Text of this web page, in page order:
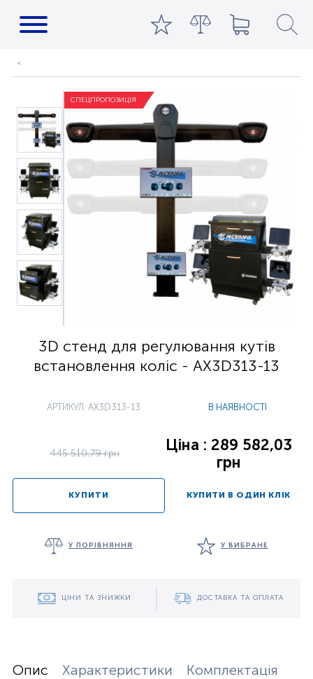
СПЕЦПРОПОЗИЦІЯ
3D стенд для регулювання кутів
встановлення коліс - AX3D313-13
АРТИКУЛ: AX3D313-13 В НАЯВНОСТІ
445 510,79 грн
Ціна : 289 582,03
грн
КУПИТИ КУПИТИ В ОДИН КЛІК
У ПОРІВНЯННЯ У ВИБРАНЕ
ЦІНИ ТА ЗНИЖКИ ДОСТАВКА ТА ОПЛАТА
Опис Характеристики
Комплектація